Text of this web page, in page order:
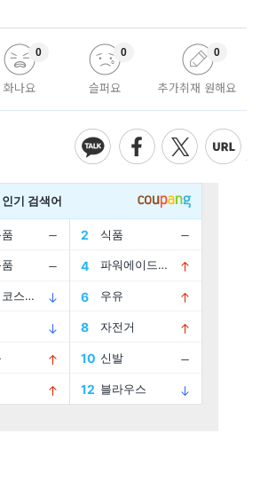
화나요
0
슬퍼요
0
추가취재 원해요
0